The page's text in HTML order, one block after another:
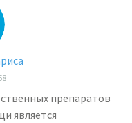
препаратов
является